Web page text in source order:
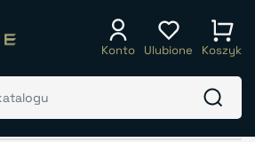
Konto Ulubione Koszyk